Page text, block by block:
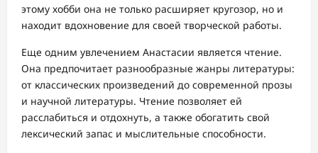
этому хобби она не только расширяет кругозор, но и
находит вдохновение для своей творческой работы.
Еще одним увлечением Анастасии является чтение.
Она предпочитает разнообразные жанры литературы:
от классических произведений до современной прозы
и научной литературы. Чтение позволяет ей
расслабиться и отдохнуть, а также обогатить свой
лексический запас и мыслительные способности.